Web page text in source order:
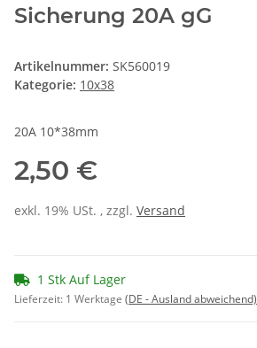
Sicherung 20A gG
Artikelnummer: SK560019
Kategorie: 10x38
20A 10*38mm
2,50 €
exkl. 19% USt. , zzgl. Versand
1 Stk Auf Lager
Lieferzeit: 1 Werktage (DE - Ausland abweichend)